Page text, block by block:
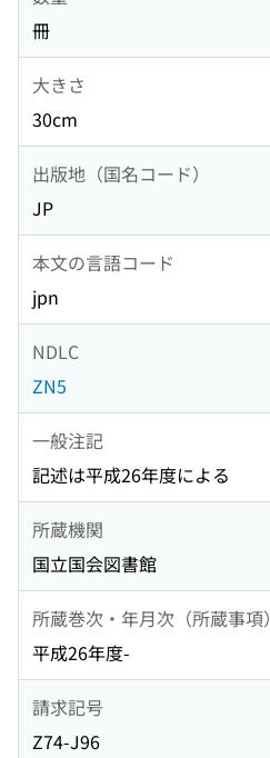
冊
大きさ
30cm
出版地（国名コード）
JP
本文の言語コード
jpn
NDLC
ZN5
一般注記
記述は平成26年度による
所蔵機関
国立国会図書館
所蔵巻次・年月次（所蔵事項）
平成26年度-
請求記号
Z74-J96